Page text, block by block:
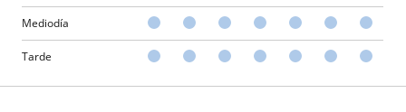
Mediodía
Tarde